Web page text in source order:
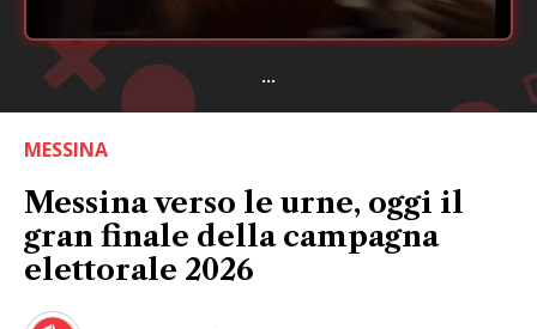
...
MESSINA
Messina verso le urne, oggi il
gran finale della campagna
elettorale 2026